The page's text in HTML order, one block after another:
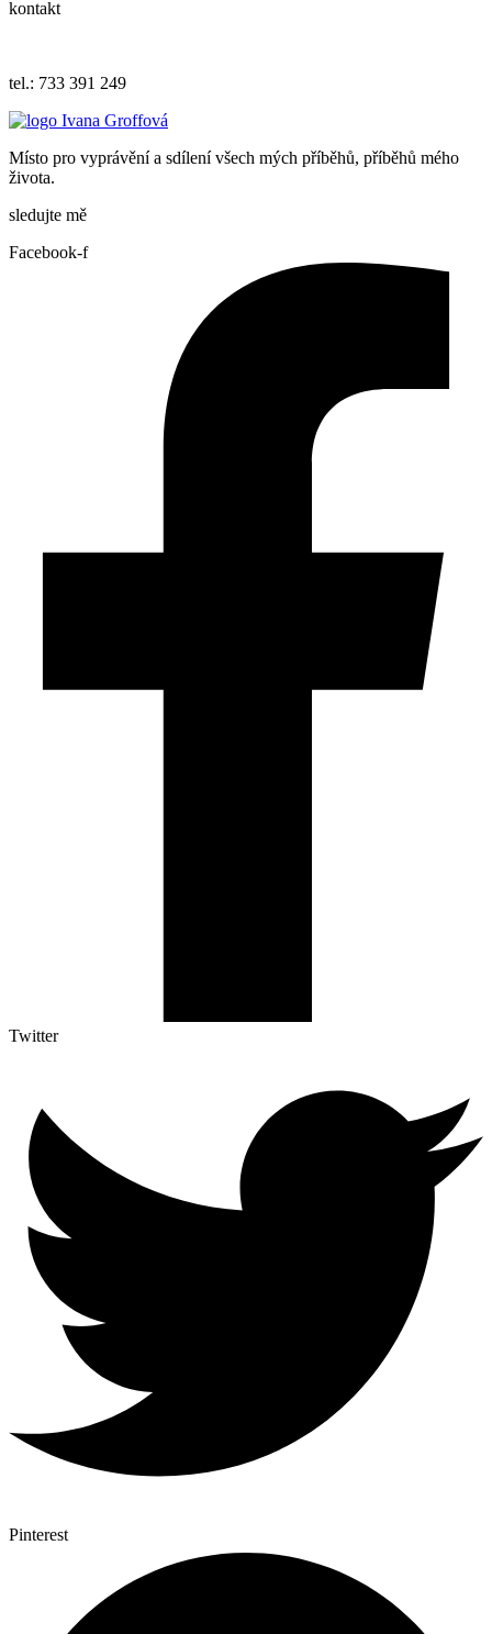
kontakt
tel.: 733 391 249
Místo pro vyprávění a sdílení všech mých příběhů, příběhů mého
života.
sledujte mě
Facebook-f
Twitter
Pinterest